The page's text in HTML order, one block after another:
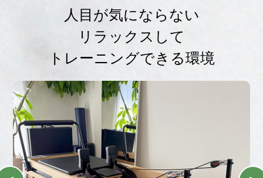
人目が気にならない
リラックスして
トレーニングできる環境